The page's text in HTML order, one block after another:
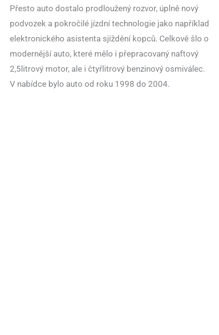
Přesto auto dostalo prodloužený rozvor, úplně nový
podvozek a pokročilé jízdní technologie jako například
elektronického asistenta sjíždění kopců. Celkově šlo o
modernější auto, které mělo i přepracovaný naftový
2,5litrový motor, ale i čtyřlitrový benzinový osmiválec.
V nabídce bylo auto od roku 1998 do 2004.